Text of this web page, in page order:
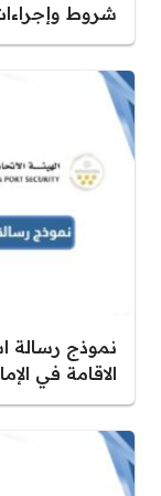
شروط وإجراءات
نموذج رسالة
الاقامة في